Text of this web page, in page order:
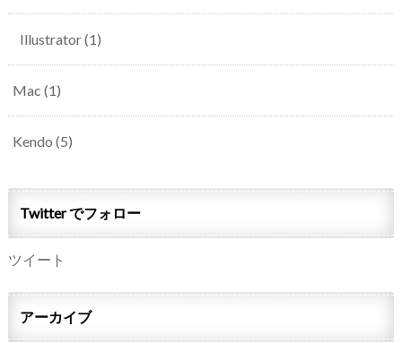
Illustrator(1)
Mac (1)
Kendo (5)
Twitter でフォロー
ツイート
アーカイブ